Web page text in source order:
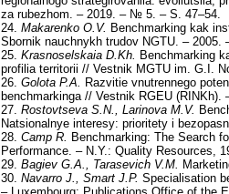
za rubezhom. – 2019. – № 5. – S. 47–54.
24. Makarenko O.V. Benchmarking kak
Sbornik nauchnykh trudov NGTU. –
25. Krasnoselskaia D.Kh. Benchmarking
profilia territorii // Vestnik MGTU im. G.I.
26. Golota P.A. Razvitie vnutrennego
benchmarkinga // Vestnik RGEU
27. Rostovtseva S.N., Larinova M.V.
Natsionalnye interesy: prioritety i
28. Camp R. Benchmarking: The Search
Performance. – N.Y.: Quality Resources,
29. Bagiev G.A., Tarasevich V.M.
30. Navarro J., Smart J.P. Specialisation